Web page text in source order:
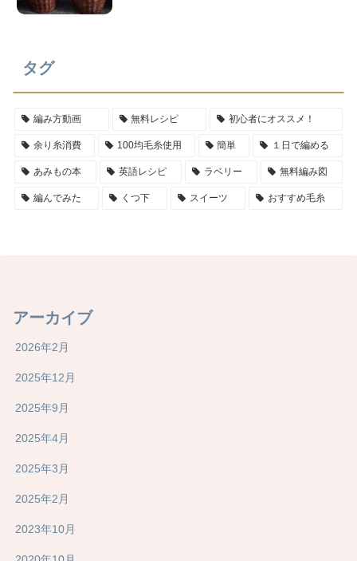
タグ
編み方動画 無料レシピ 初心者にオススメ！
余り糸消費 100均毛糸使用 簡単 １日で編める
あみもの本 英語レシピ ラベリー 無料編み図
編んでみた くつ下 スイーツ おすすめ毛糸
アーカイブ
2026年2月
2025年12月
2025年9月
2025年4月
2025年3月
2025年2月
2023年10月